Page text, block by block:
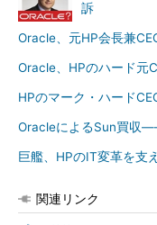
訴
Oracle、元HP会長兼
Oracle、HPのハード
HPのマーク・ハード
OracleによるSun買収
巨艦、HPのIT変革を支
関連リンク